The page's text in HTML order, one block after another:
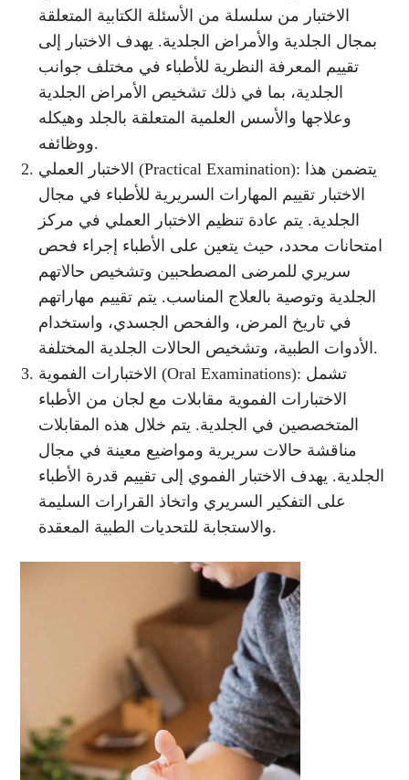
الاختبار من سلسلة من الأسئلة الكتابية المتعلقة
بمجال الجلدية والأمراض الجلدية. يهدف الاختبار إلى
تقييم المعرفة النظرية للأطباء في مختلف جوانب
الجلدية، بما في ذلك تشخيص الأمراض الجلدية
وعلاجها والأسس العلمية المتعلقة بالجلد وهيكله
ووظائفه.
الاختبار العملي (Practical Examination): يتضمن هذا
الاختبار تقييم المهارات السريرية للأطباء في مجال
الجلدية. يتم عادة تنظيم الاختبار العملي في مركز
امتحانات محدد، حيث يتعين على الأطباء إجراء فحص
سريري للمرضى المصطحبين وتشخيص حالاتهم
الجلدية وتوصية بالعلاج المناسب. يتم تقييم مهاراتهم
في تاريخ المرض، والفحص الجسدي، واستخدام
الأدوات الطبية، وتشخيص الحالات الجلدية المختلفة.
الاختبارات الفموية (Oral Examinations): تشمل
الاختبارات الفموية مقابلات مع لجان من الأطباء
المتخصصين في الجلدية. يتم خلال هذه المقابلات
مناقشة حالات سريرية ومواضيع معينة في مجال
الجلدية. يهدف الاختبار الفموي إلى تقييم قدرة الأطباء
على التفكير السريري واتخاذ القرارات السليمة
والاستجابة للتحديات الطبية المعقدة.